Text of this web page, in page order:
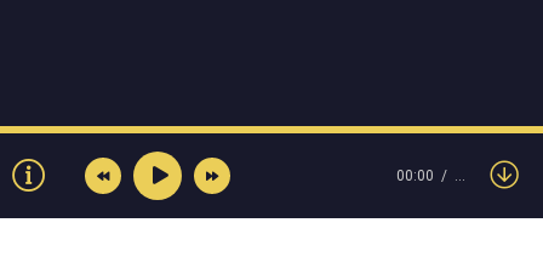
00:00 …